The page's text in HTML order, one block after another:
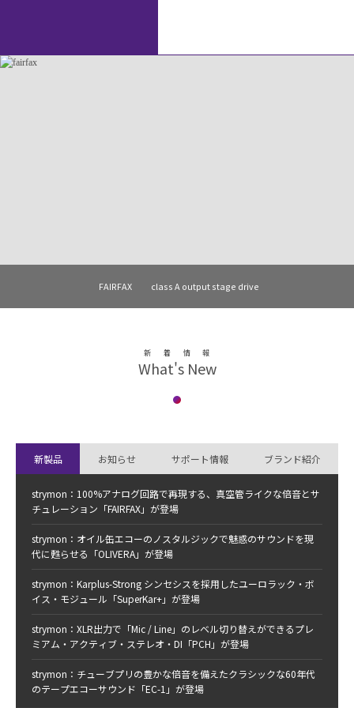
FAIRFAX class A output stage drive
OLIVERA vintage oil can echo
What's New
新着情報
新製品 お知らせ サポート情報 ブランド紹介
strymon：100%アナログ回路で再現する、真空管ライクな倍音とサ
チュレーション「FAIRFAX」が登場
strymon：オイル缶エコーのノスタルジックで魅惑のサウンドを現
代に甦らせる「OLIVERA」が登場
strymon：Karplus-Strong シンセシスを採用したユーロラック・ボ
イス・モジュール「SuperKar+」が登場
strymon：XLR出力で「Mic / Line」のレベル切り替えができるプレ
ミアム・アクティブ・ステレオ・DI「PCH」が登場
strymon：チューブプリの豊かな倍音を備えたクラシックな60年代
のテープエコーサウンド「EC-1」が登場